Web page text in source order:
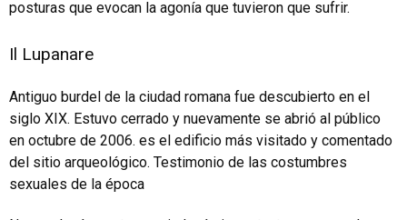
posturas que evocan la agonía que tuvieron que sufrir.
Il Lupanare
Antiguo burdel de la ciudad romana fue descubierto en el
siglo XIX. Estuvo cerrado y nuevamente se abrió al público
en octubre de 2006. es el edificio más visitado y comentado
del sitio arqueológico. Testimonio de las costumbres
sexuales de la época